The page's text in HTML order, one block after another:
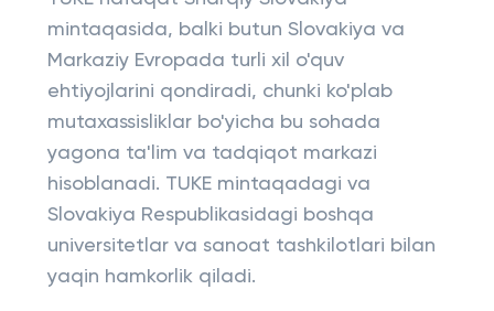
mintaqasida, balki butun Slovakiya va
Markaziy Evropada turli xil o'quv
ehtiyojlarini qondiradi, chunki ko'plab
mutaxassisliklar bo'yicha bu sohada
yagona ta'lim va tadqiqot markazi
hisoblanadi. TUKE mintaqadagi va
Slovakiya Respublikasidagi boshqa
universitetlar va sanoat tashkilotlari bilan
yaqin hamkorlik qiladi.